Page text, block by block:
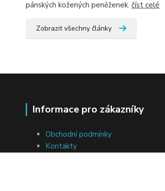
pánských kožených peněženek. číst celé
Zobrazit všechny články
Informace pro zákazníky
Obchodní podmínky
Kontakty